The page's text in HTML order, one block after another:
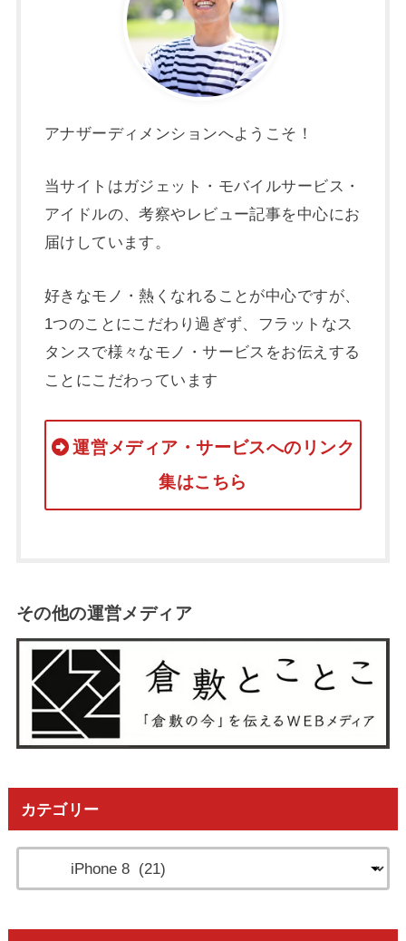
アナザーディメンションへようこそ！
当サイトはガジェット・モバイルサービス・
アイドルの、考察やレビュー記事を中心にお
届けしています。
好きなモノ・熱くなれることが中心ですが、
1つのことにこだわり過ぎず、フラットなス
タンスで様々なモノ・サービスをお伝えする
ことにこだわっています
運営メディア・サービスへのリンク
集はこちら
その他の運営メディア
カテゴリー